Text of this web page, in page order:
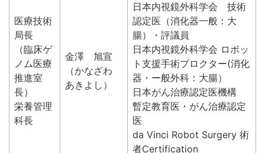
医療技術
局長
（臨床ゲ
ノム医療
推進室
長）
栄養管理
科長
金澤 旭宣
（かなざわ
あきよし）
日本内視鏡外科学会 技術
認定医（消化器一般：大
腸）・評議員
日本内視鏡外科学会 ロボッ
ト支援手術プロクター(消化
器・ー般外科：大腸）
日本がん治療認定医機構
暫定教育医・がん治療認定
医
da Vinci Robot Surgery 術
者Certification